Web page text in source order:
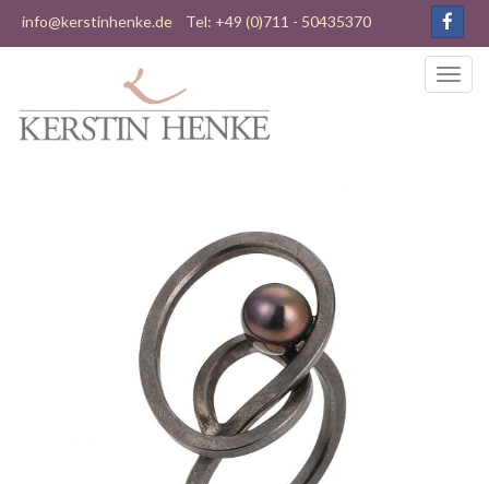
info@kerstinhenke.de Tel: +49 (0)711 - 50435370